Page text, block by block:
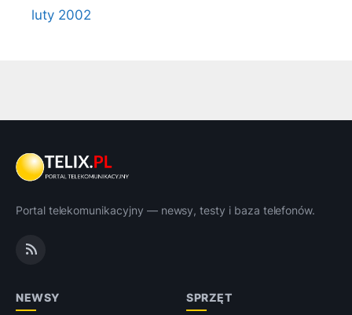
luty 2002
Portal telekomunikacyjny — newsy, testy i baza telefonów.
NEWSY SPRZĘT